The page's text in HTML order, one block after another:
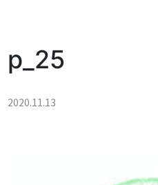
p_25
2020.11.13